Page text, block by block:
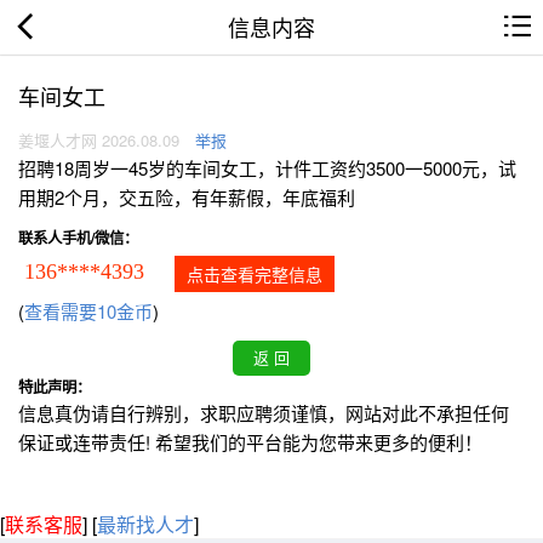
信息内容
车间女工
姜堰人才网 2026.08.09 举报
招聘18周岁一45岁的车间女工，计件工资约3500一5000元，试
用期2个月，交五险，有年薪假，年底福利
联系人手机/微信：
136****4393 点击查看完整信息
(查看需要10金币)
特此声明：
信息真伪请自行辨别，求职应聘须谨慎，网站对此不承担任何
保证或连带责任! 希望我们的平台能为您带来更多的便利！
[联系客服] [最新找人才]